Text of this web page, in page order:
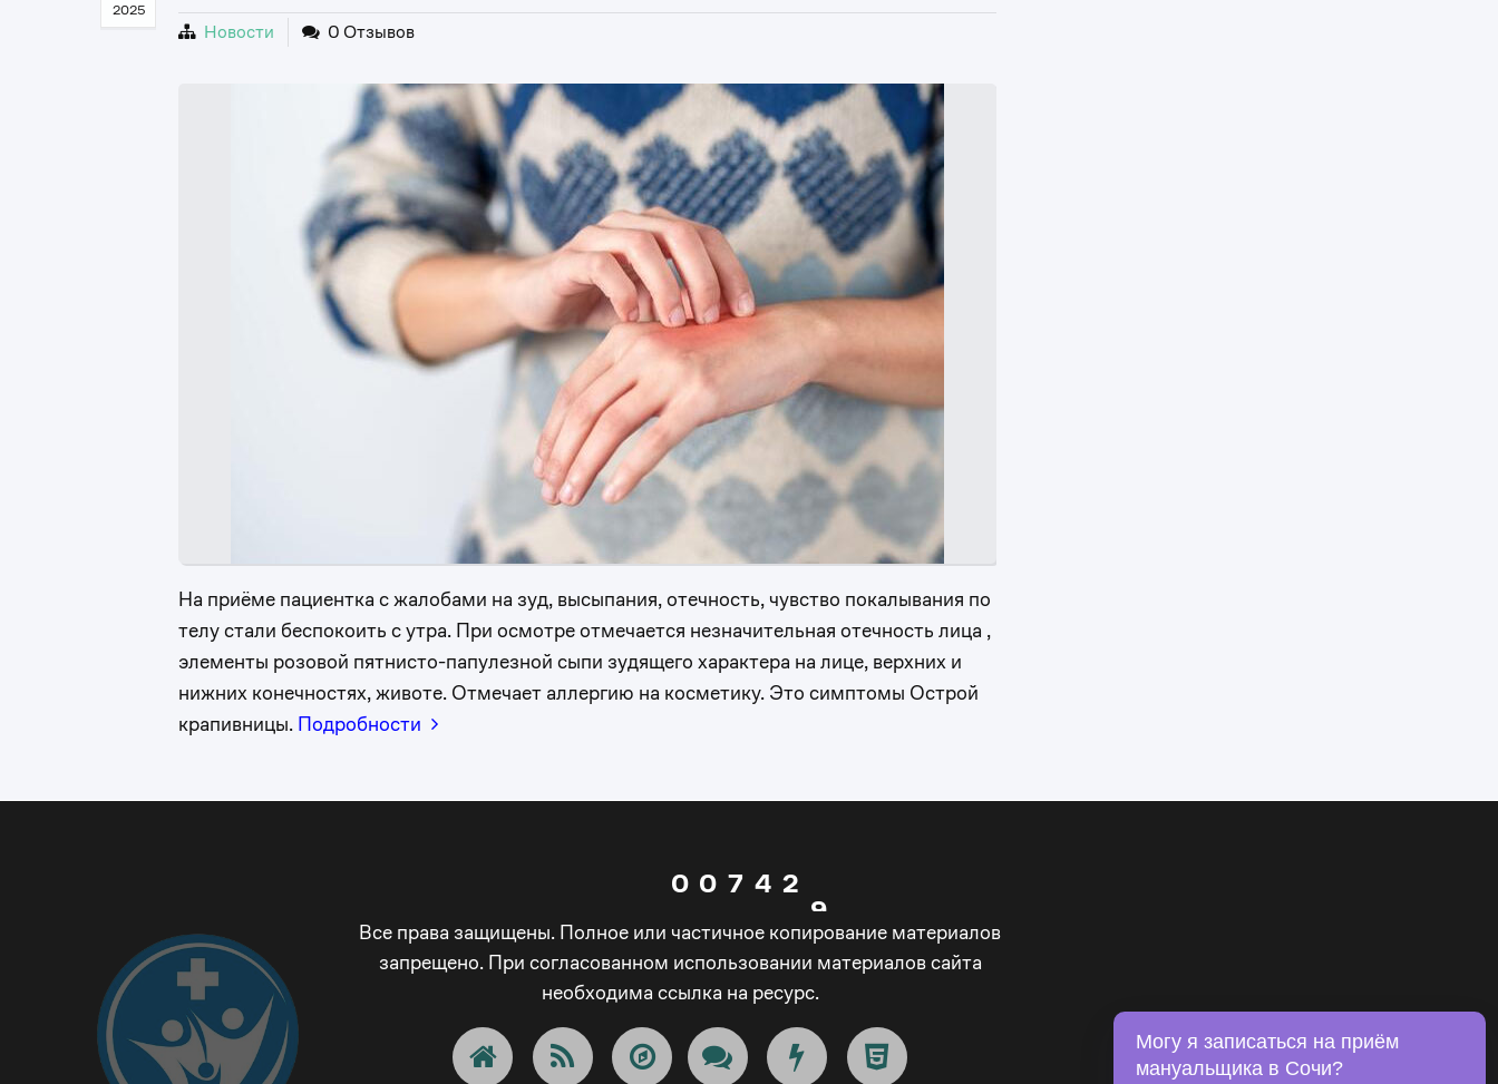
2025
Новости 0 Отзывов
На приёме пациентка с жалобами на зуд, высыпания, отечность, чувство покалывания по
телу стали беспокоить с утра. При осмотре отмечается незначительная отечность лица ,
элементы розовой пятнисто-папулезной сыпи зудящего характера на лице, верхних и
нижних конечностях, животе. Отмечает аллергию на косметику. Это симптомы Острой
крапивницы. Подробности
0
1
0
1
0
1
2
3
4
7
8
0
1
4
5
2
3
0
1
2
3
4
5
6
_
Все права защищены. Полное или частичное копирование материалов
запрещено. При согласованном использовании материалов сайта
необходима ссылка на ресурс.
Могу я записаться на приём
мануальщика в Сочи?